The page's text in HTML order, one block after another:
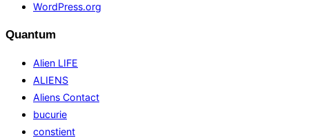
WordPress.org
Quantum
Alien LIFE
ALIENS
Aliens Contact
bucurie
constient